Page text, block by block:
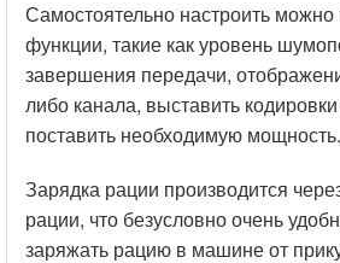
Самостоятельно настроить можно
функции, такие как уровень
завершения передачи,
либо канала, выставить
поставить необходимую мощность.
Зарядка рации производится
рации, что безусловно очень
заряжать рацию в машине от
Мощность
Переключение мощности
передатчика........................есть
Радиус действия...............4 км
Вид модуляции....................FM
Доставка в регионы
транспортной компании.
Оплата
расчёт.